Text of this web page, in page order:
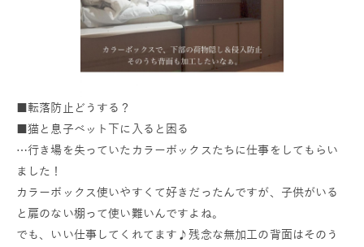
■転落防止どうする？
■猫と息子ベット下に入ると困る
…行き場を失っていたカラーボックスたちに仕事をしてもらい
ました！
カラーボックス使いやすくて好きだったんですが、子供がいる
と扉のない棚って使い難いんですよね。
でも、いい仕事してくれてます♪残念な無加工の背面はそのう